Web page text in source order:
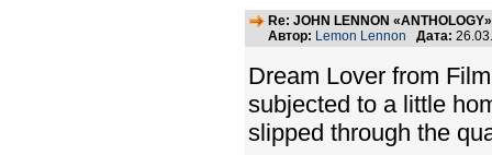
Re: JOHN LENNON
Автор: Lemon Lennon Дата:
Dream Lover from
subjected to a little
slipped through the